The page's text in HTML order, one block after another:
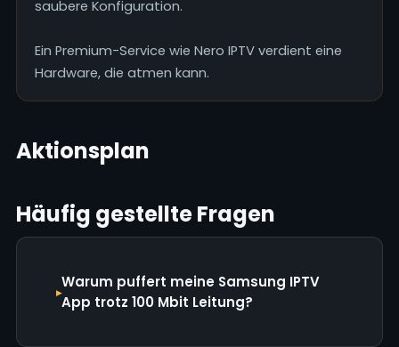
saubere Konfiguration.
Ein Premium-Service wie Nero IPTV verdient eine
Hardware, die atmen kann.
Aktionsplan
Häufig gestellte Fragen
Warum puffert meine Samsung IPTV
App trotz 100 Mbit Leitung?